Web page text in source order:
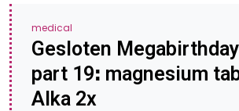
medical
Gesloten
part 19ꓽ magnesium
Alka 2x